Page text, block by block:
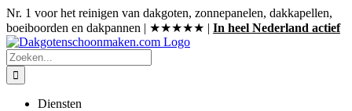
Ga
naar
inhoud
Nr. 1 voor het reinigen van dakgoten, zonnepanelen, dakkapellen,
boeiboorden en dakpannen | ★★★★★ | In heel Nederland actief
Zoeken
naar:
Diensten